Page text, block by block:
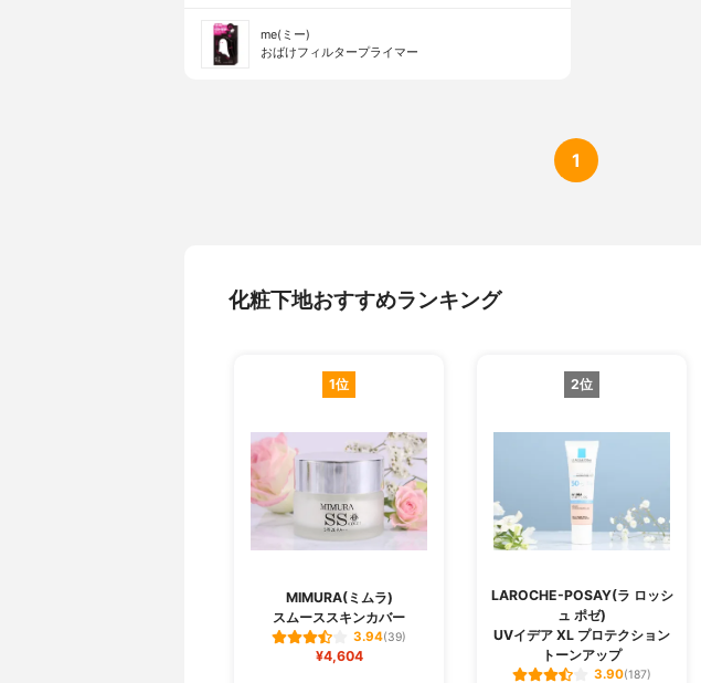
me(ミー)
おばけフィルタープライマー
1
化粧下地おすすめランキング
1位
MIMURA(ミムラ)
スムーススキンカバー
3.94(39)
¥4,604
2位
LAROCHE-POSAY(ラ ロッシ
ュ ポゼ)
UVイデア XL プロテクション
トーンアップ
3.90(187)